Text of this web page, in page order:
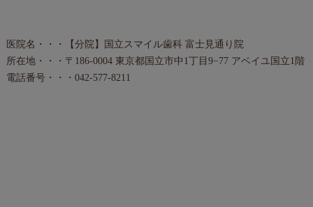
医院名・・・【分院】国立スマイル歯科 富士見通り院
所在地・・・〒186-0004 東京都国立市中1丁目9−77 アベイユ国立1階
電話番号・・・042-577-8211